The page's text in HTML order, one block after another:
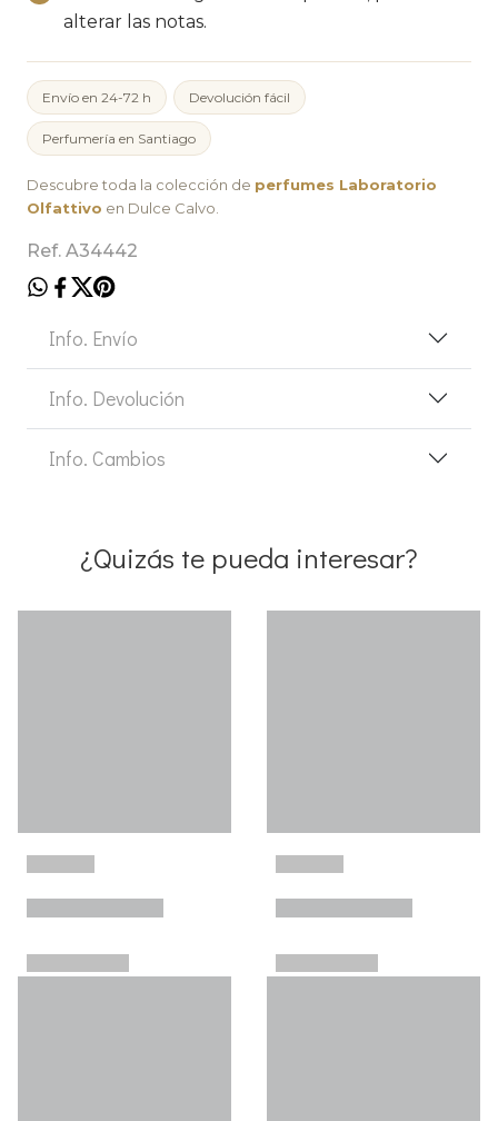
alterar las notas.
Envío en 24-72 h Devolución fácil
Perfumería en Santiago
Descubre toda la colección de perfumes Laboratorio
Olfattivo en Dulce Calvo.
Ref. A34442
Info. Envío
Info. Devolución
Info. Cambios
¿Quizás te pueda interesar?